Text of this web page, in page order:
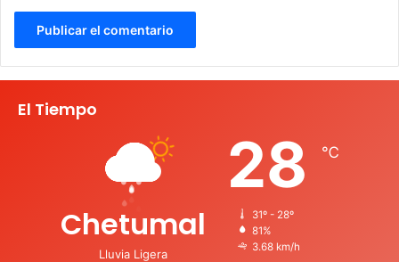
El Tiempo
Chetumal
Lluvia Ligera
28 ℃
31º - 28º
81%
3.68 km/h